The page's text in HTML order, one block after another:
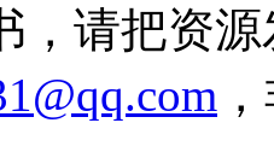
，请把资